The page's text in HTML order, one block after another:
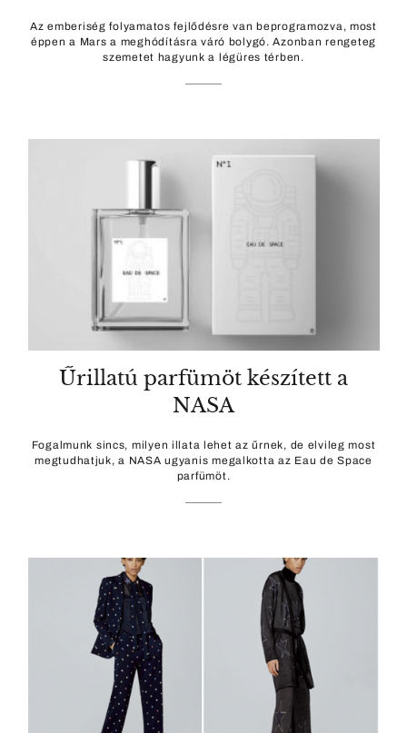
Az emberiség folyamatos fejlődésre van beprogramozva, most
éppen a Mars a meghódításra váró bolygó. Azonban rengeteg
szemetet hagyunk a légüres térben.
Űrillatú parfümöt készített a
NASA
Fogalmunk sincs, milyen illata lehet az űrnek, de elvileg most
megtudhatjuk, a NASA ugyanis megalkotta az Eau de Space
parfümöt.